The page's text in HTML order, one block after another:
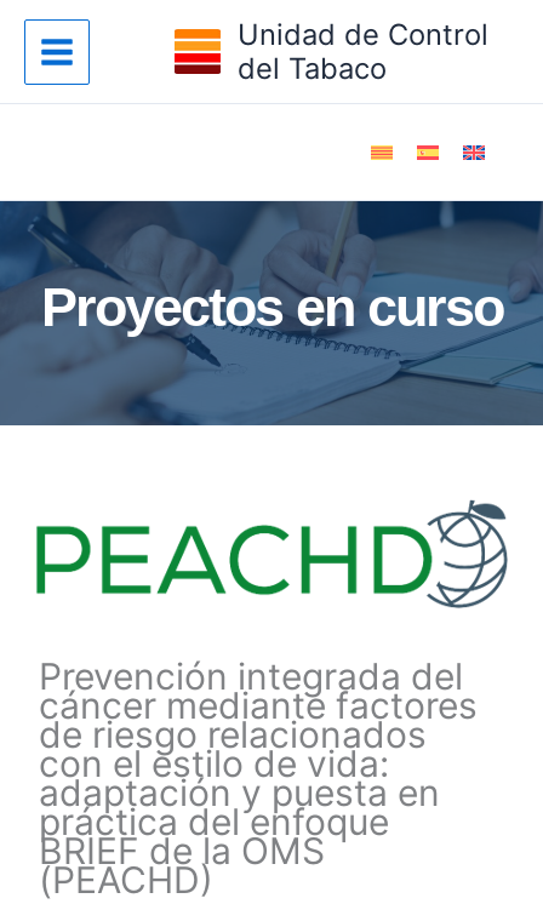
contenido
Unidad de Control
del Tabaco
Proyectos en curso
Prevención integrada del
cáncer mediante factores
de riesgo relacionados
con el estilo de vida:
adaptación y puesta en
práctica del enfoque
BRIEF de la OMS
(PEACHD)